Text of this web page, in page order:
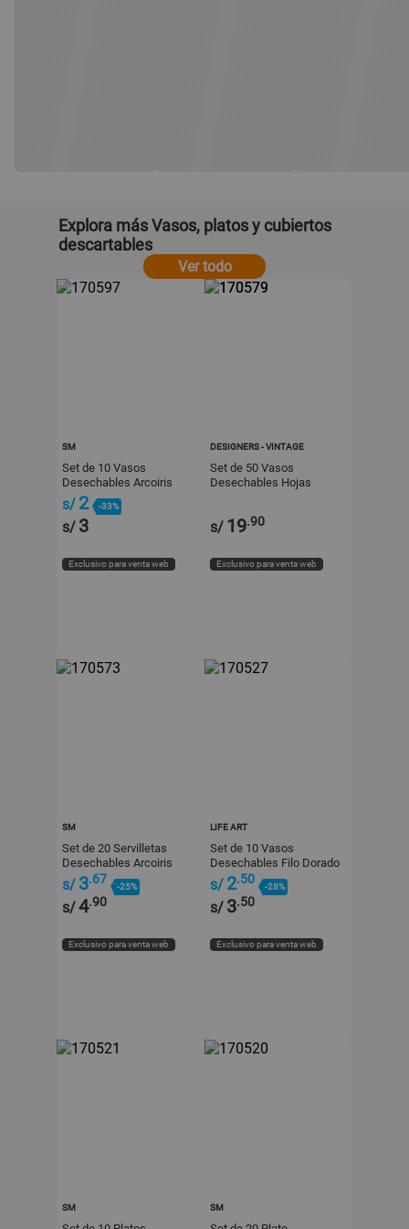
Explora más Vasos, platos y cubiertos
descartables
Ver todo
SM
Set de 10 Vasos
Desechables Arcoiris
266ml
s/ 2 -33%
s/ 3
Exclusivo para venta web
DESIGNERS - VINTAGE
Set de 50 Vasos
Desechables Hojas
s/ 19.90
Exclusivo para venta web
SM
Set de 20 Servilletas
Desechables Arcoiris
33x33cm
s/ 3.67
-25%
s/4.90
Exclusivo para venta web
LIFE ART
Set de 10 Vasos
Desechables Filo Dorado
266ml Life Art
s/ 2.50
-28%
s/ 3.50
Exclusivo para venta web
SM SM